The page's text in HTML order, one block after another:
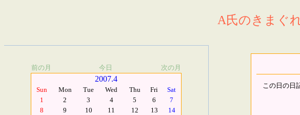
A氏のきまぐ
前の月 今日 次の月
2007.4
Sun Mon Tue Wed Thu Fri
Sat
1
2 3 4 5 6
7
8
9 10 11 12 13
14
この日の日